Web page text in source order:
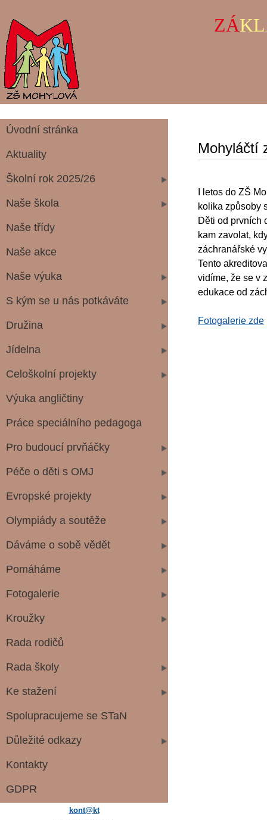
ZÁKL
Úvodní stránka
Aktuality
Školní rok 2025/26
Naše škola
Naše třídy
Naše akce
Naše výuka
S kým se u nás potkáváte
Družina
Jídelna
Celoškolní projekty
Výuka angličtiny
Práce speciálního pedagoga
Pro budoucí prvňáčky
Péče o děti s OMJ
Evropské projekty
Olympiády a soutěže
Dáváme o sobě vědět
Pomáháme
Fotogalerie
Kroužky
Rada rodičů
Rada školy
Ke stažení
Spolupracujeme se STaN
Důležité odkazy
Kontakty
GDPR
kont@kt
Mohyláčtí
I letos do ZŠ
kolika způsoby
Děti od prvních
kam zavolat,
záchranářské
Tento
vidíme, že se v
edukace od
Fotogalerie zde